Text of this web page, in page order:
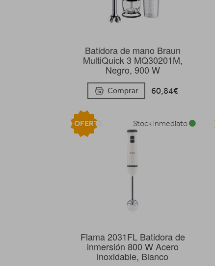
Batidora de mano Braun
MultiQuick 3 MQ30201M,
Negro, 900 W
Comprar 60,84€
Flama 2031FL Batidora de
inmersión 800 W Acero
inoxidable, Blanco
Stock inmediato
OFERTA